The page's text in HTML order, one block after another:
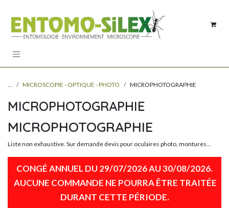
MICROSCOPIE - OPTIQUE - PHOTO MICROPHOTOGRAPHIE
MICROPHOTOGRAPHIE
MICROPHOTOGRAPHIE
Liste non exhaustive. Sur demande devis pour oculaires photo, montures…
CONGÉ ANNUEL DU 29/07/2026 AU 30/08/2026.
AUCUNE COMMANDE NE POURRA ÊTRE TRAITÉE
DURANT CETTE PÉRIODE​.